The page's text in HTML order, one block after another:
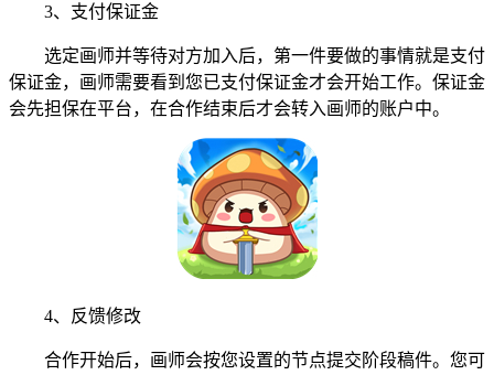
3、支付保证金
选定画师并等待对方加入后，第一件要做的事情就是支付
保证金，画师需要看到您已支付保证金才会开始工作。保证金
会先担保在平台，在合作结束后才会转入画师的账户中。
4、反馈修改
合作开始后，画师会按您设置的节点提交阶段稿件。您可